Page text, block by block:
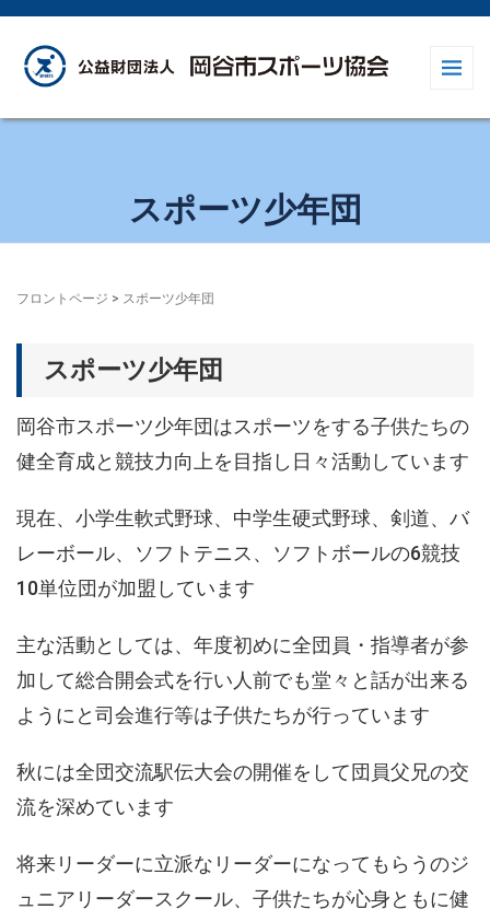
スポーツ少年団
フロントページ > スポーツ少年団
スポーツ少年団
岡谷市スポーツ少年団はスポーツをする子供たちの
健全育成と競技力向上を目指し日々活動しています
現在、小学生軟式野球、中学生硬式野球、剣道、バ
レーボール、ソフトテニス、ソフトボールの6競技
10単位団が加盟しています
主な活動としては、年度初めに全団員・指導者が参
加して総合開会式を行い人前でも堂々と話が出来る
ようにと司会進行等は子供たちが行っています
秋には全団交流駅伝大会の開催をして団員父兄の交
流を深めています
将来リーダーに立派なリーダーになってもらうのジ
ュニアリーダースクール、子供たちが心身ともに健